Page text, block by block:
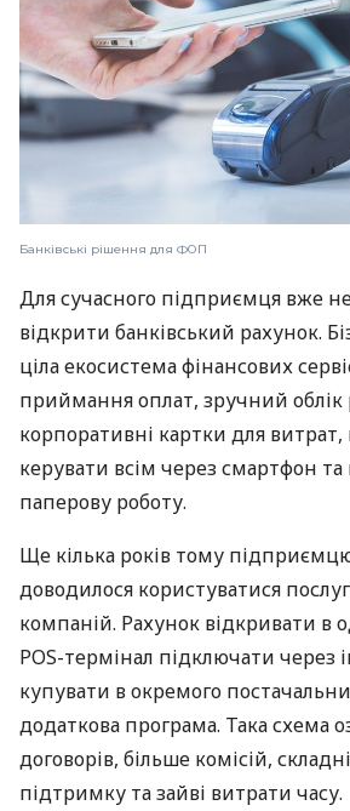
Банківські рішення для ФОП
Для сучасного підприємця вже
відкрити банківський рахунок.
ціла екосистема фінансових
приймання оплат, зручний облік
корпоративні картки для
керувати всім через смартфон та
паперову роботу.
Ще кілька років тому
доводилося користуватися
компаній. Рахунок відкривати в
POS-термінал підключати
купувати в окремого
додаткова програма. Така схема
договорів, більше комісій,
підтримку та зайві витрати часу.